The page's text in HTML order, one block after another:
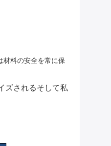
材料の安全を常に保
ズされるそして私